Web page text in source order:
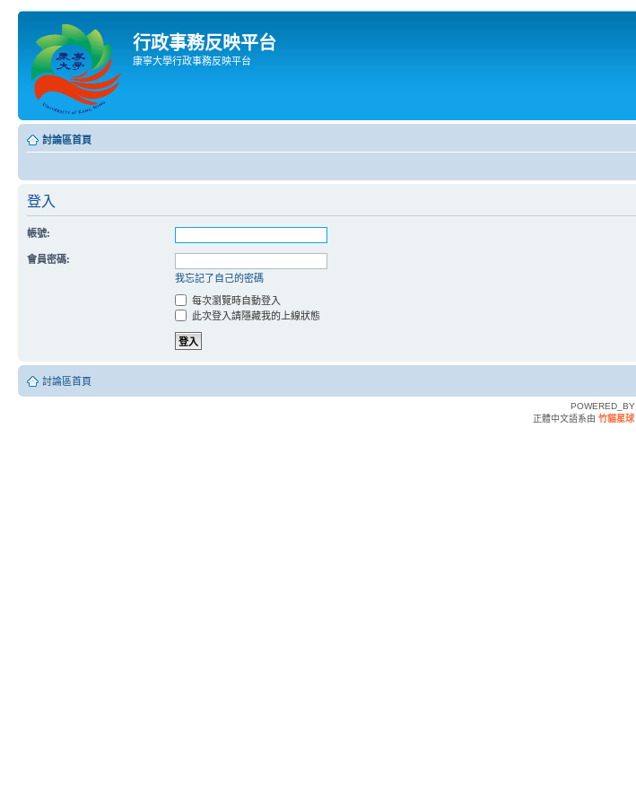
行政事務反映平台
康寧大學行政事務反映平台
討論區首頁
登入
帳號:
會員密碼:
我忘記了自己的密碼
每次瀏覽時自動登入
此次登入請隱藏我的上線狀態
討論區首頁
POWERED_BY
正體中文語系由 竹貓星球